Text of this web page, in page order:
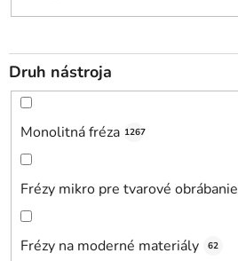
Druh nástroja
Monolitná fréza 1267
Frézy mikro pre tvarové obrábanie
Frézy na moderné materiály 62